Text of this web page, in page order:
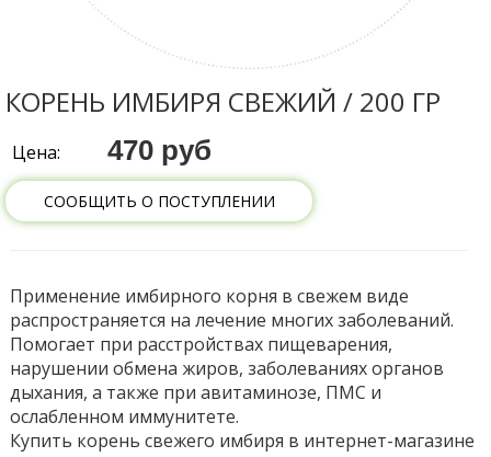
КОРЕНЬ ИМБИРЯ СВЕЖИЙ / 200 ГР
Цена: 470 руб
СООБЩИТЬ О ПОСТУПЛЕНИИ
Применение имбирного корня в свежем виде
распространяется на лечение многих заболеваний.
Помогает при расстройствах пищеварения,
нарушении обмена жиров, заболеваниях органов
дыхания, а также при авитаминозе, ПМС и
ослабленном иммунитете.
Купить корень свежего имбиря в интернет-магазине